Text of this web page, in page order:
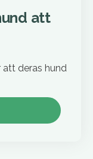
att
att deras hund